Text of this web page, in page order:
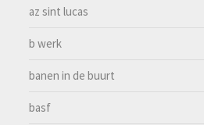
az sint lucas
b werk
banen in de buurt
basf